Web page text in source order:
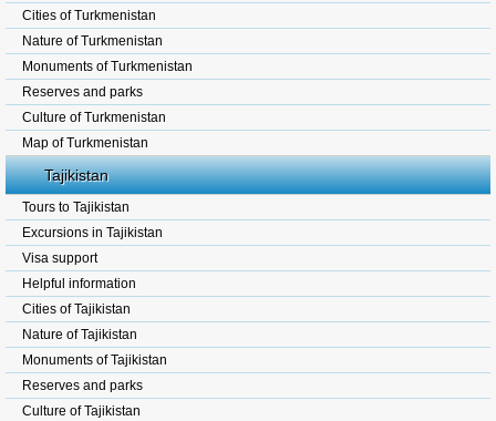
Cities of Turkmenistan
Nature of Turkmenistan
Monuments of Turkmenistan
Reserves and parks
Culture of Turkmenistan
Map of Turkmenistan
Tajikistan
Tours to Tajikistan
Excursions in Tajikistan
Visa support
Helpful information
Cities of Tajikistan
Nature of Tajikistan
Monuments of Tajikistan
Reserves and parks
Culture of Tajikistan